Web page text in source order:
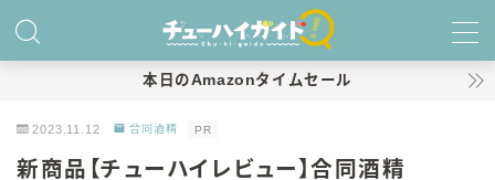
本日のAmazonタイムセール
2023.11.12 合同酒精 PR
新商品【チューハイレビュー】合同酒精